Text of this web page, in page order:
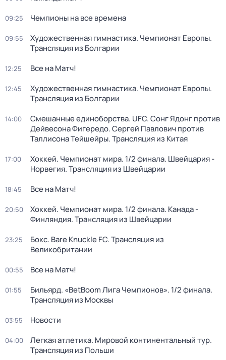
09:25 Чемпионы на все времена
09:55
Художественная гимнастика. Чемпионат Европы.
Трансляция из Болгарии
12:25 Все на Матч!
12:45
Художественная гимнастика. Чемпионат Европы.
Трансляция из Болгарии
14:00
Смешанные единоборства. UFC. Сонг Ядонг против
Дейвесона Фигередо. Сергей Павлович против
Таллисона Тейшейры. Трансляция из Китая
17:00
Хоккей. Чемпионат мира. 1/2 финала. Швейцария -
Норвегия. Трансляция из Швейцарии
18:45 Все на Матч!
20:50
Хоккей. Чемпионат мира. 1/2 финала. Канада -
Финляндия. Трансляция из Швейцарии
23:25
Бокс. Bare Knuckle FC. Трансляция из
Великобритании
00:55 Все на Матч!
01:55
Бильярд. «BetBoom Лига Чемпионов». 1/2 финала.
Трансляция из Москвы
03:55 Новости
04:00
Легкая атлетика. Мировой континентальный тур.
Трансляция из Польши